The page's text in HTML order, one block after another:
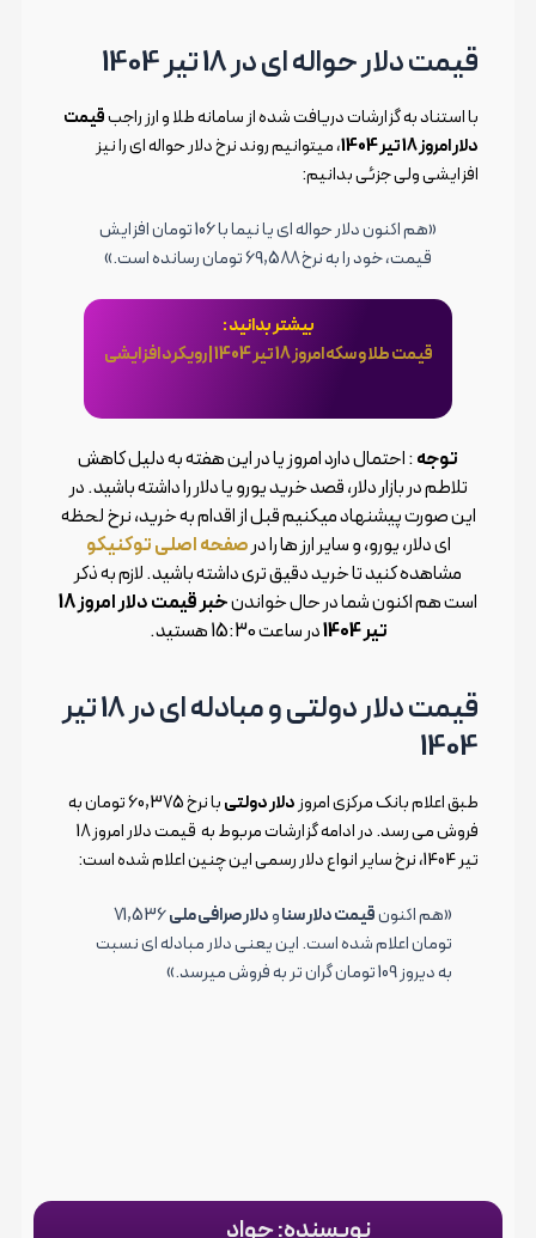
قیمت دلار حواله ای در 18 تیر 1404
با استناد به گزارشات دریافت شده از سامانه طلا و ارز راجبقیمت
دلار امروز 18 تیر 1404
، میتوانیم روند نرخ دلار حواله ای را نیز
افزایشی ولی جزئی بدانیم:
«هم اکنون دلار حواله ای یا نیما با 106 تومان افزایش
قیمت، خود را به نرخ 69,588 تومان رسانده است.»
بیشتر بدانید :
قیمت طلا و سکه امروز 18 تیر 1404 | رویکرد افزایشی
توجه️: احتمال دارد امروز یا در این هفته به دلیل کاهش
تلاطم در بازار دلار، قصد خرید یورو یا دلار را داشته باشید. در
این صورت پیشنهاد میکنیم قبل از اقدام به خرید، نرخ لحظه
ای دلار، یورو، و سایر ارز ها را در صفحه اصلی توکنیکو
مشاهده کنید تا خرید دقیق تری داشته باشید. لازم به ذکر
است هم اکنون شما در حال خواندن
خبر قیمت دلار امروز 18
تیر 1404
در ساعت 15:30 هستید.
قیمت دلار دولتی و مبادله ای در 18 تیر
1404
طبق اعلام بانک مرکزی امروز دلار دولتی
با نرخ 60,375 تومان به
فروش می رسد. در ادامه گزارشات مربوط به قیمت دلار امروز 18
تیر 1404، نرخ سایر انواع دلار رسمی این چنین اعلام شده است:
«هم اکنونقیمت دلار سناودلار صرافی ملی71,536
تومان اعلام شده است. این یعنی دلار مبادله ای نسبت
به دیروز 109 تومان گران تر به فروش میرسد.»